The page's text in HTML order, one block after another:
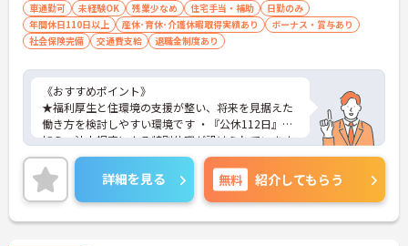
車通勤可 未経験OK 残業少なめ 住宅手当・補助
日勤のみ
年間休日110日以上
産休･育休･介護休暇取得実績あり
ボーナス・賞与あり
社会保険完備
交通費支給 退職金制度あり
《おすすめポイント》
★福利厚生と住環境の支援が整い、将来を見据えた
働き方を検討しやすい環境です ・『公休112日』に
加え、法人規定による特別休暇が設けられています
・住宅手当や住宅補助制度、社宅の利用が可能です
・退職金制度や扶養手当など、長期勤務を支える制
度が整っています
★段階的な教育体制と資格支援により、着実な成長
を目指せる環境です ・担当職員による育成体制のも
詳細を見る 無料 紹介してもらう